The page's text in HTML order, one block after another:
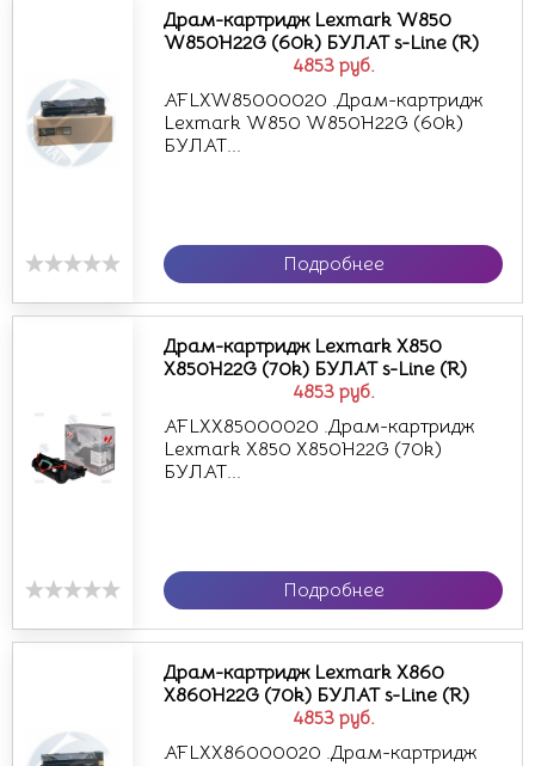
4853 руб.
Драм-картридж Lexmark W850
W850H22G (60k) БУЛАТ s-Line (R)
AFLXW85000020 .Драм-картридж
Lexmark W850 W850H22G (60k)
БУЛАТ...
Подробнее
4853 руб.
Драм-картридж Lexmark X850
X850H22G (70k) БУЛАТ s-Line (R)
AFLXX85000020 .Драм-картридж
Lexmark X850 X850H22G (70k)
БУЛАТ...
Подробнее
4853 руб.
Драм-картридж Lexmark X860
X860H22G (70k) БУЛАТ s-Line (R)
AFLXX86000020 .Драм-картридж